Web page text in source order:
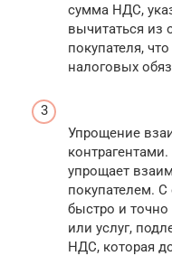
сумма НДС,
вычитаться из
покупателя,
налоговых
Упрощение
упрощает
покупателем.
быстро и точно
или услуг,
НДС, которая